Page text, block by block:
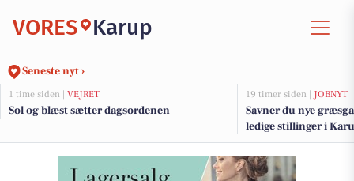
VORES Karup
Seneste nyt ›
1 time siden | VEJRET
Sol og blæst sætter dagsordenen
19 timer siden | JOBNYT
Savner du nye
ledige stillinger i